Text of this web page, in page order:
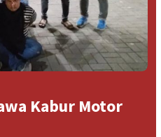
Kabur Motor